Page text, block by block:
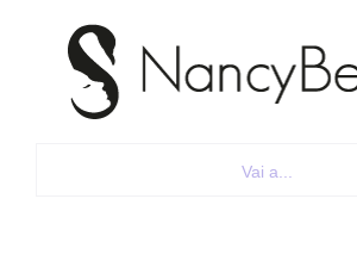
contenuto
Vai a...